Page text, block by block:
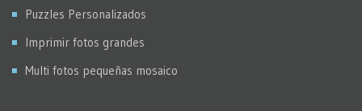
Puzzles Personalizados
Imprimir fotos grandes
Multi fotos pequeñas mosaico